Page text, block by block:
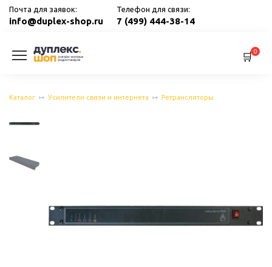
Перейти
Почта для заявок:
info@duplex-shop.ru
Телефон для связи:
7 (499) 444-38-14
0
Каталог Усилители связи и интернета Ретрансляторы